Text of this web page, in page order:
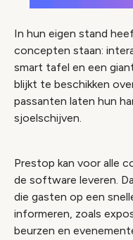
In hun eigen stand
concepten staan:
smart tafel en een
blijkt te beschikken
passanten laten hun
sjoelschijven.
Prestop kan voor alle
de software leveren.
die gasten op een
informeren, zoals
beurzen en